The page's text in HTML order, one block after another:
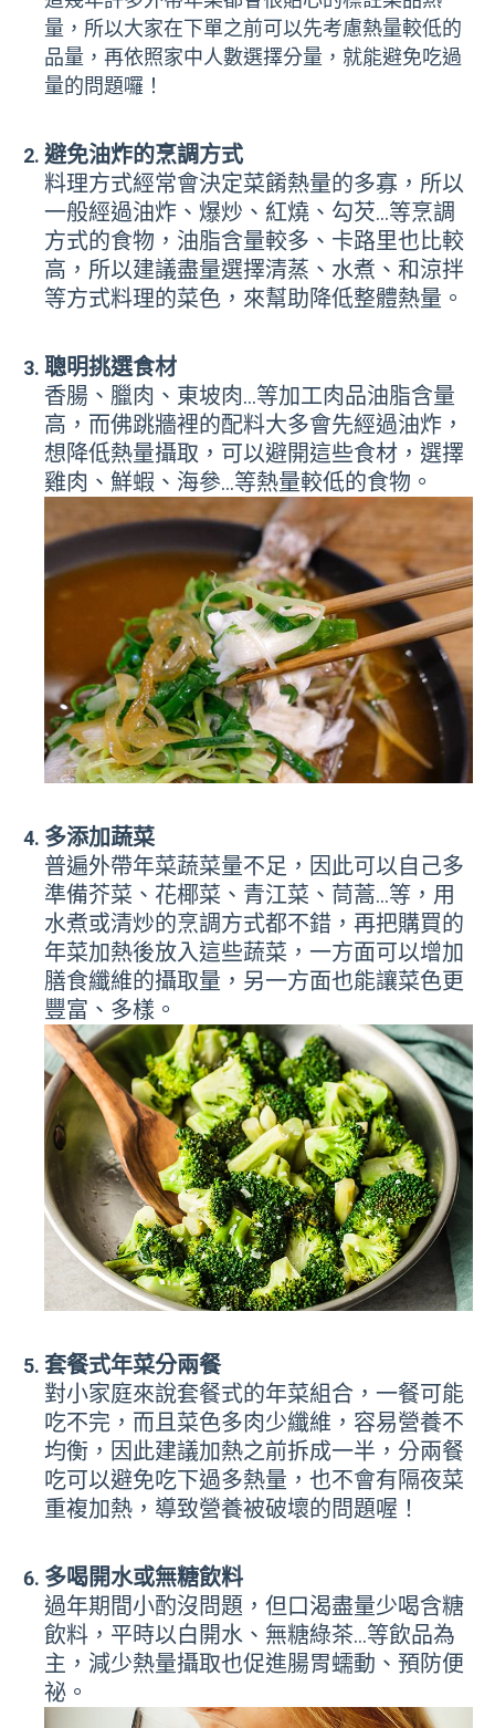
量，所以大家在下單之前可以先考慮熱量較低的
品量，再依照家中人數選擇分量，就能避免吃過
量的問題囉！
避免油炸的烹調方式
料理方式經常會決定菜餚熱量的多寡，所以
一般經過油炸、爆炒、紅燒、勾芡…等烹調
方式的食物，油脂含量較多、卡路里也比較
高，所以建議盡量選擇清蒸、水煮、和涼拌
等方式料理的菜色，來幫助降低整體熱量。
聰明挑選食材
香腸、臘肉、東坡肉…等加工肉品油脂含量
高，而佛跳牆裡的配料大多會先經過油炸，
想降低熱量攝取，可以避開這些食材，選擇
雞肉、鮮蝦、海參…等熱量較低的食物。
多添加蔬菜
普遍外帶年菜蔬菜量不足，因此可以自己多
準備芥菜、花椰菜、青江菜、茼蒿…等，用
水煮或清炒的烹調方式都不錯，再把購買的
年菜加熱後放入這些蔬菜，一方面可以增加
膳食纖維的攝取量，另一方面也能讓菜色更
豐富、多樣。
套餐式年菜分兩餐
對小家庭來說套餐式的年菜組合，一餐可能
吃不完，而且菜色多肉少纖維，容易營養不
均衡，因此建議加熱之前拆成一半，分兩餐
吃可以避免吃下過多熱量，也不會有隔夜菜
重複加熱，導致營養被破壞的問題喔！
多喝開水或無糖飲料
過年期間小酌沒問題，但口渴盡量少喝含糖
飲料，平時以白開水、無糖綠茶…等飲品為
主，減少熱量攝取也促進腸胃蠕動、預防便
祕。